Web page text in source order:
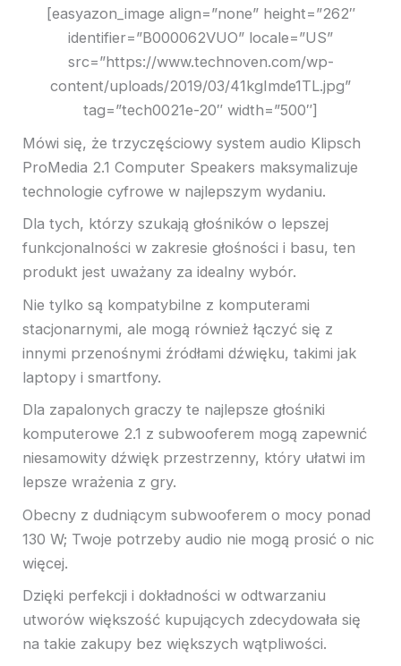
[easyazon_image align=”none” height=”262″
identifier=”B000062VUO” locale=”US”
src=”https://www.technoven.com/wp-
content/uploads/2019/03/41kgImde1TL.jpg”
tag=”tech0021e-20″ width=”500″]
Mówi się, że trzyczęściowy system audio Klipsch
ProMedia 2.1 Computer Speakers maksymalizuje
technologie cyfrowe w najlepszym wydaniu.
Dla tych, którzy szukają głośników o lepszej
funkcjonalności w zakresie głośności i basu, ten
produkt jest uważany za idealny wybór.
Nie tylko są kompatybilne z komputerami
stacjonarnymi, ale mogą również łączyć się z
innymi przenośnymi źródłami dźwięku, takimi jak
laptopy i smartfony.
Dla zapalonych graczy te najlepsze głośniki
komputerowe 2.1 z subwooferem mogą zapewnić
niesamowity dźwięk przestrzenny, który ułatwi im
lepsze wrażenia z gry.
Obecny z dudniącym subwooferem o mocy ponad
130 W; Twoje potrzeby audio nie mogą prosić o nic
więcej.
Dzięki perfekcji i dokładności w odtwarzaniu
utworów większość kupujących zdecydowała się
na takie zakupy bez większych wątpliwości.